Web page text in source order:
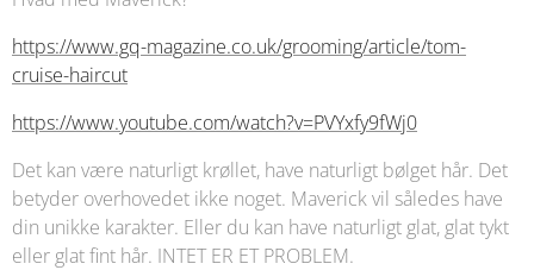
https://www.gq-magazine.co.uk/grooming/article/tom-
cruise-haircut
https://www.youtube.com/watch?v=PVYxfy9fWj0
Det kan være naturligt krøllet, have naturligt bølget hår. Det
betyder overhovedet ikke noget. Maverick vil således have
din unikke karakter. Eller du kan have naturligt glat, glat tykt
eller glat fint hår. INTET ER ET PROBLEM.